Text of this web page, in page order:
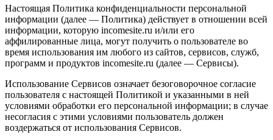
Настоящая Политика конфиденциальности персональной
информации (далее — Политика) действует в отношении всей
информации, которую incomesite.ru и/или его
аффилированные лица, могут получить о пользователе во
время использования им любого из сайтов, сервисов, служб,
программ и продуктов incomesite.ru (далее — Сервисы).
Использование Сервисов означает безоговорочное согласие
пользователя с настоящей Политикой и указанными в ней
условиями обработки его персональной информации; в случае
несогласия с этими условиями пользователь должен
воздержаться от использования Сервисов.